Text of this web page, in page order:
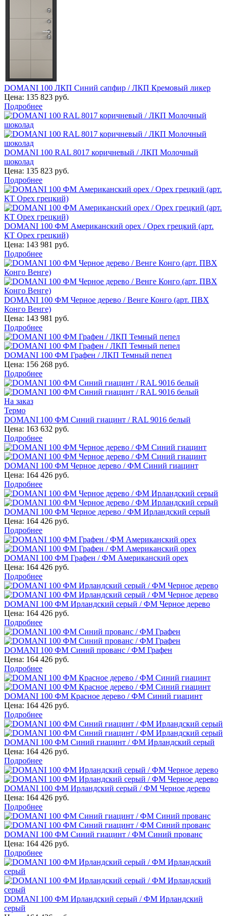
DOMANI 100 ЛКП Синий сапфир / ЛКП Кремовый ликер
Цена: 135 823 руб.
Подробнее
DOMANI 100 RAL 8017 коричневый / ЛКП Молочный
шоколад
Цена: 135 823 руб.
Подробнее
DOMANI 100 ФМ Американский орех / Орех грецкий (арт.
КТ Орех грецкий)
Цена: 143 981 руб.
Подробнее
DOMANI 100 ФМ Черное дерево / Венге Конго (арт. ПВХ
Конго Венге)
Цена: 143 981 руб.
Подробнее
DOMANI 100 ФМ Графен / ЛКП Темный пепел
Цена: 156 268 руб.
Подробнее
На заказ
Термо
DOMANI 100 ФМ Синий гиацинт / RAL 9016 белый
Цена: 163 632 руб.
Подробнее
DOMANI 100 ФМ Черное дерево / ФМ Синий гиацинт
Цена: 164 426 руб.
Подробнее
DOMANI 100 ФМ Черное дерево / ФМ Ирландский серый
Цена: 164 426 руб.
Подробнее
DOMANI 100 ФМ Графен / ФМ Американский орех
Цена: 164 426 руб.
Подробнее
DOMANI 100 ФМ Ирландский серый / ФМ Черное дерево
Цена: 164 426 руб.
Подробнее
DOMANI 100 ФМ Синий прованс / ФМ Графен
Цена: 164 426 руб.
Подробнее
DOMANI 100 ФМ Красное дерево / ФМ Синий гиацинт
Цена: 164 426 руб.
Подробнее
DOMANI 100 ФМ Синий гиацинт / ФМ Ирландский серый
Цена: 164 426 руб.
Подробнее
DOMANI 100 ФМ Ирландский серый / ФМ Черное дерево
Цена: 164 426 руб.
Подробнее
DOMANI 100 ФМ Синий гиацинт / ФМ Синий прованс
Цена: 164 426 руб.
Подробнее
DOMANI 100 ФМ Ирландский серый / ФМ Ирландский
серый